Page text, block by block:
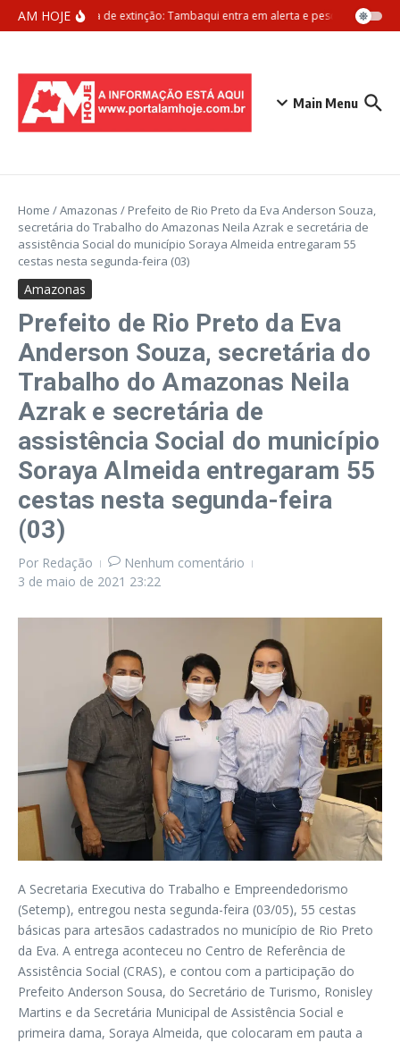
Ir para o conteúdo
AM HOJEAmeaça de extinção: Tambaqui entra em alerta e pesca pode ser
Main Menu
Home /Amazonas / Prefeito de Rio Preto da Eva Anderson Souza,
secretária do Trabalho do Amazonas Neila Azrak e secretária de
assistência Social do município Soraya Almeida entregaram 55
cestas nesta segunda-feira (03)
Amazonas
Prefeito de Rio Preto da Eva
Anderson Souza, secretária do
Trabalho do Amazonas Neila
Azrak e secretária de
assistência Social do município
Soraya Almeida entregaram 55
cestas nesta segunda-feira
(03)
Por Redação
Nenhum comentário
3 de maio de 2021 23:22
A Secretaria Executiva do Trabalho e Empreendedorismo
(Setemp), entregou nesta segunda-feira (03/05), 55 cestas
básicas para artesãos cadastrados no município de Rio Preto
da Eva. A entrega aconteceu no Centro de Referência de
Assistência Social (CRAS), e contou com a participação do
Prefeito Anderson Sousa, do Secretário de Turismo, Ronisley
Martins e da Secretária Municipal de Assistência Social e
primeira dama, Soraya Almeida, que colocaram em pauta a